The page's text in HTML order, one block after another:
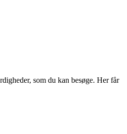
som du kan besøge. Her får